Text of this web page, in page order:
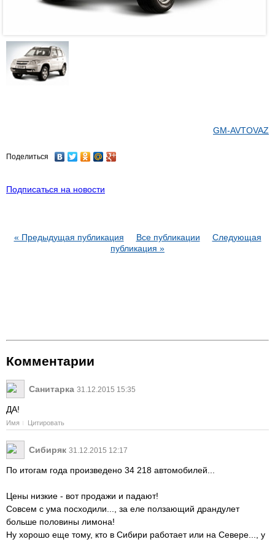
GM-AVTOVAZ
Поделиться
Подписаться на новости
« Предыдущая публикация Все публикации
Следующая
публикация »
Комментарии
Cанитарка 31.12.2015 15:35
ДА!
Имя Цитировать
Сибиряк 31.12.2015 12:17
По итогам года произведено 34 218 автомобилей...
Цены низкие - вот продажи и падают!
Совсем с ума посходили..., за еле ползающий драндулет
больше половины лимона!
Ну хорошо еще тому, кто в Сибири работает или на Севере..., у